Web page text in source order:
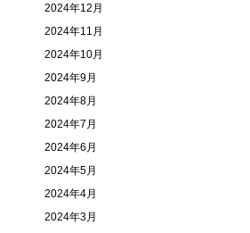
2024年12月
2024年11月
2024年10月
2024年9月
2024年8月
2024年7月
2024年6月
2024年5月
2024年4月
2024年3月